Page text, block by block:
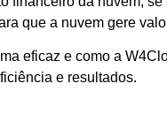
que a nuvem gere
eficaz e como a
e resultados.